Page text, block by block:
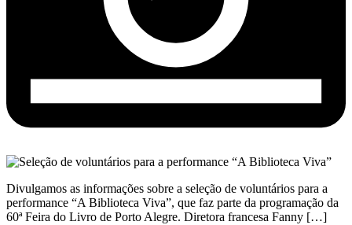
Divulgamos as informações sobre a seleção de voluntários para a
performance “A Biblioteca Viva”, que faz parte da programação da
60ª Feira do Livro de Porto Alegre. Diretora francesa Fanny […]